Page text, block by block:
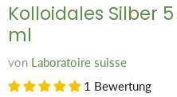
Kolloidales Silber
ml
von Laboratoire suisse
1 Bewertung